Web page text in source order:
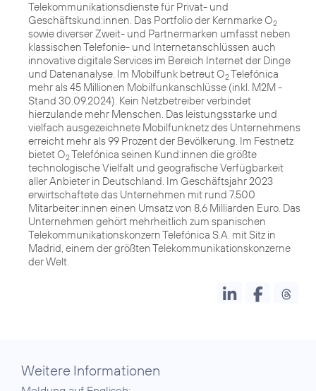
Telekommunikationsdienste für Privat- und
Geschäftskund:innen. Das Portfolio der Kernmarke O2
sowie diverser Zweit- und Partnermarken umfasst neben
klassischen Telefonie- und Internetanschlüssen auch
innovative digitale Services im Bereich Internet der Dinge
und Datenanalyse. Im Mobilfunk betreut O2Telefónica
mehr als 45 Millionen Mobilfunkanschlüsse (inkl. M2M -
Stand 30.09.2024). Kein Netzbetreiber verbindet
hierzulande mehr Menschen. Das leistungsstarke und
vielfach ausgezeichnete Mobilfunknetz des Unternehmens
erreicht mehr als 99 Prozent der Bevölkerung. Im Festnetz
bietet O2Telefónica seinen Kund:innen die größte
technologische Vielfalt und geografische Verfügbarkeit
aller Anbieter in Deutschland. Im Geschäftsjahr 2023
erwirtschaftete das Unternehmen mit rund 7.500
Mitarbeiter:innen einen Umsatz von 8,6 Milliarden Euro. Das
Unternehmen gehört mehrheitlich zum spanischen
Telekommunikationskonzern Telefónica S.A. mit Sitz in
Madrid, einem der größten Telekommunikationskonzerne
der Welt.
Weitere Informationen